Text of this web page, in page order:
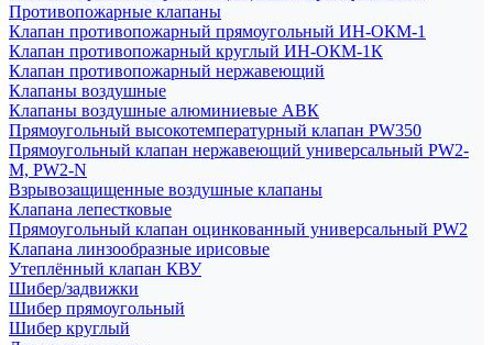
Противопожарные клапаны
Клапан противопожарный прямоугольный ИН-ОКМ-1
Клапан противопожарный круглый ИН-ОКМ-1К
Клапан противопожарный нержавеющий
Клапаны воздушные
Клапаны воздушные алюминиевые АВК
Прямоугольный высокотемпературный клапан PW350
Прямоугольный клапан нержавеющий универсальный PW2-
M, PW2-N
Взрывозащищенные воздушные клапаны
Клапана лепестковые
Прямоугольный клапан оцинкованный универсальный PW2
Клапана линзообразные ирисовые
Утеплённый клапан КВУ
Шибер/задвижки
Шибер прямоугольный
Шибер круглый